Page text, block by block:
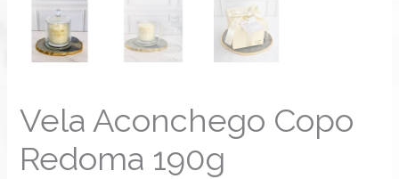
Vela Aconchego Copo
Redoma 190g